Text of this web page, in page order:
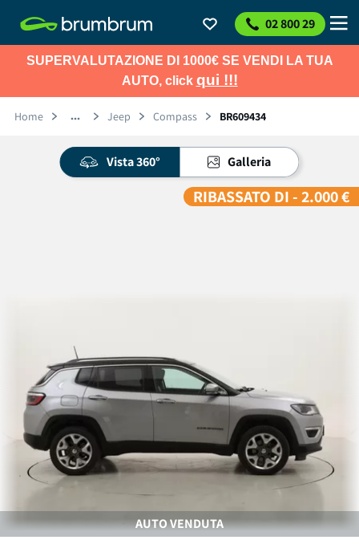
02 800 29
SUPERVALUTAZIONE DI 1000€ SE VENDI LA TUA
AUTO, click qui !!!
Home Jeep Compass BR609434
Vista 360° Galleria
RIBASSATO DI - 2.000 €
AUTO VENDUTA